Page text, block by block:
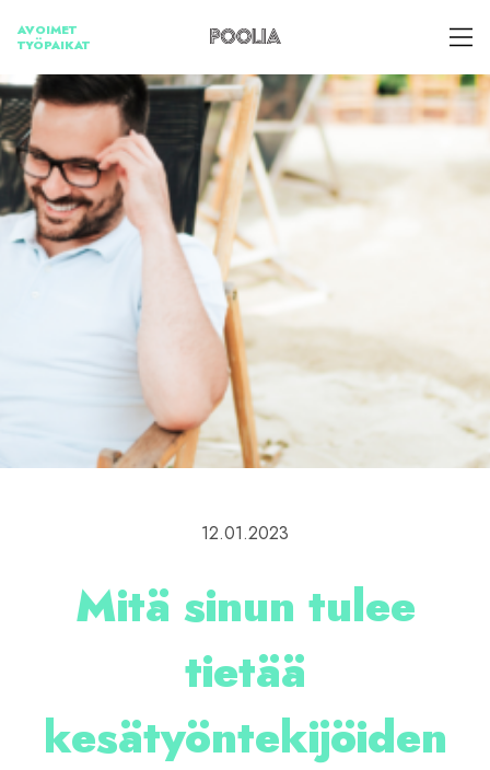
AVOIMET
TYÖPAIKAT
12.01.2023
Mitä sinun tulee
tietää
kesätyöntekijöiden